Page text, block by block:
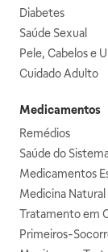
Diabetes
Saúde Sexual
Pele, Cabelos e
Cuidado Adulto
Medicamentos
Remédios
Saúde do
Medicamentos
Medicina Natural
Tratamento em
Primeiros-